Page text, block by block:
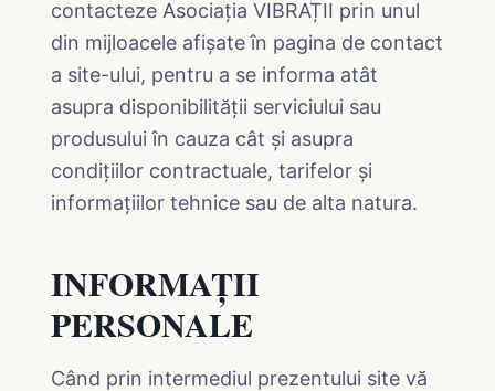
contacteze Asociația VIBRAȚII prin unul
din mijloacele afișate în pagina de contact
a site-ului, pentru a se informa atât
asupra disponibilității serviciului sau
produsului în cauza cât și asupra
condițiilor contractuale, tarifelor și
informațiilor tehnice sau de alta natura.
INFORMAȚII
PERSONALE
Când prin intermediul prezentului site vă